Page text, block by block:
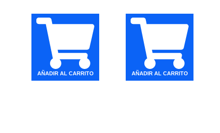
AÑADIR AL CARRITO AÑADIR AL CARRITO